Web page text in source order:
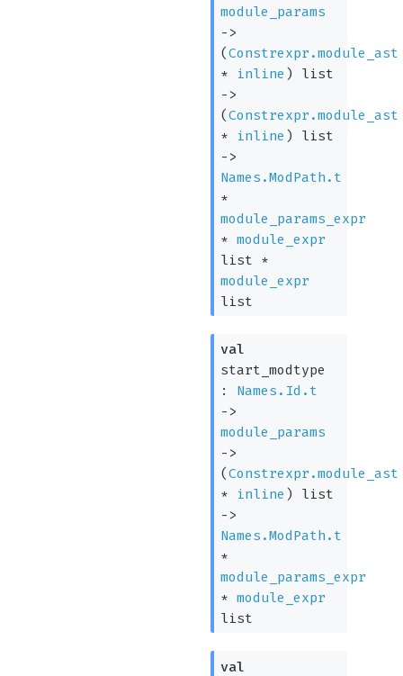
module_params
->
(Constrexpr.module_ast
* inline )
list
->
(Constrexpr.module_ast
* inline )
list
->
Names.ModPath.t
*
module_params_expr
*module_expr
list *
module_expr
list
val
start_modtype
: Names.Id.t
->
module_params
->
(Constrexpr.module_ast
* inline )
list
->
Names.ModPath.t
*
module_params_expr
*module_expr
list
val